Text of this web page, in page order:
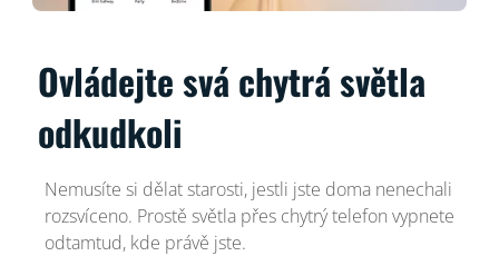
Ovládejte svá chytrá světla
odkudkoli
Nemusíte si dělat starosti, jestli jste doma nenechali
rozsvíceno. Prostě světla přes chytrý telefon vypnete
odtamtud, kde právě jste.